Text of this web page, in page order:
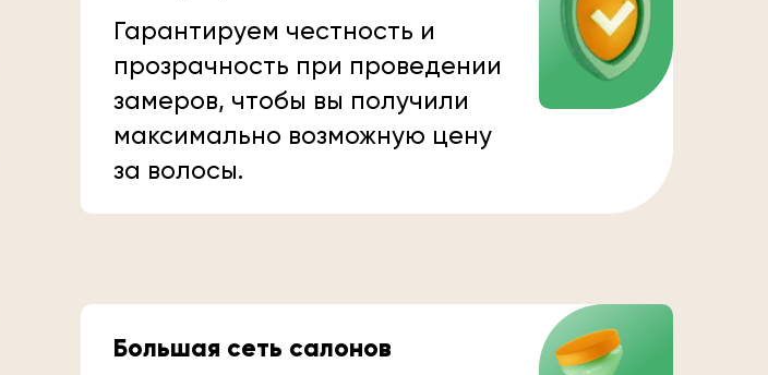
Гарантируем честность и
прозрачность при проведении
замеров, чтобы вы получили
максимально возможную цену
за волосы.
Большая сеть салонов